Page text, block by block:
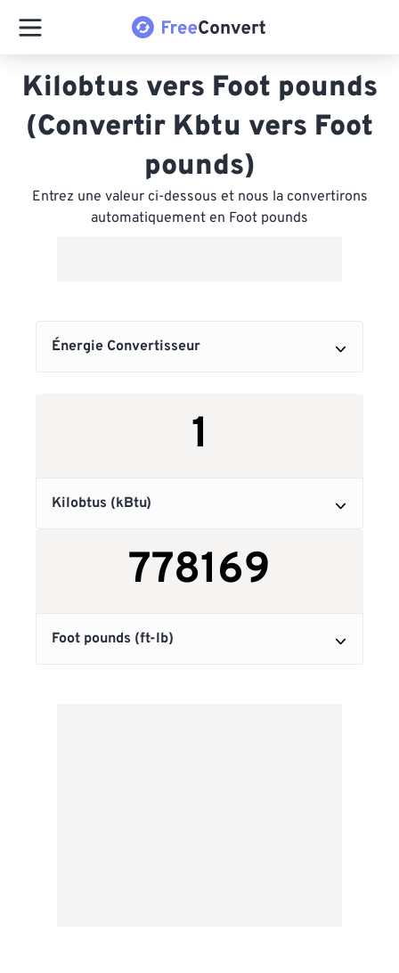
Kilobtus vers Foot pounds
(Convertir Kbtu vers Foot
pounds)
Entrez une valeur ci-dessous et nous la convertirons
automatiquement en Foot pounds